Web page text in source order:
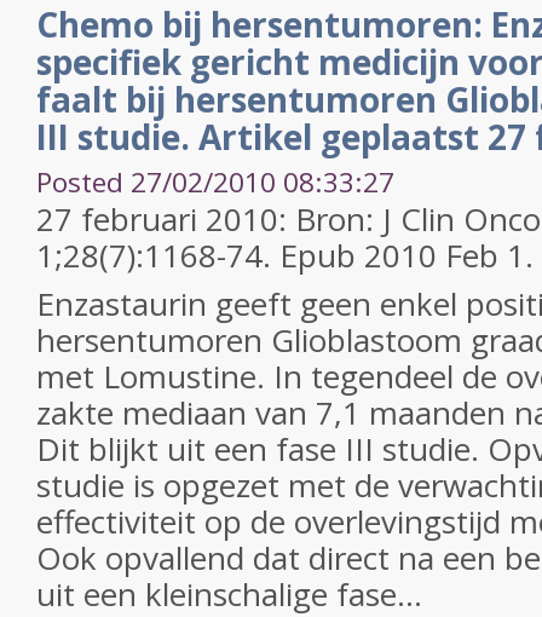
Chemo bij hersentumoren:
specifiek gericht medicijn
faalt bij hersentumoren
III studie. Artikel geplaatst 27
Posted 27/02/2010 08:33:27
27 februari 2010: Bron: J Clin
1;28(7):1168-74. Epub 2010 Feb 1.
Enzastaurin geeft geen enkel
hersentumoren Glioblastoom
met Lomustine. In tegendeel de
zakte mediaan van 7,1 maanden
Dit blijkt uit een fase III studie.
studie is opgezet met de
effectiviteit op de overlevingstijd
Ook opvallend dat direct na een
uit een kleinschalige fase...